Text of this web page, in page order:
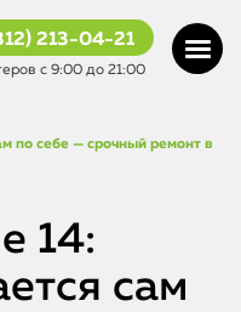
213-04-21
с 9:00 до 21:00
по себе — срочный ремонт в
14:
сам